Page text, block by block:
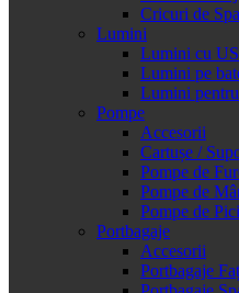
Cricuri de
Lumini
Lumini cu
Lumini pe
Lumini
Pompe
Accesorii
Cartușe /
Pompe de
Pompe de
Pompe de
Portbagaje
Accesorii
Portbagaje